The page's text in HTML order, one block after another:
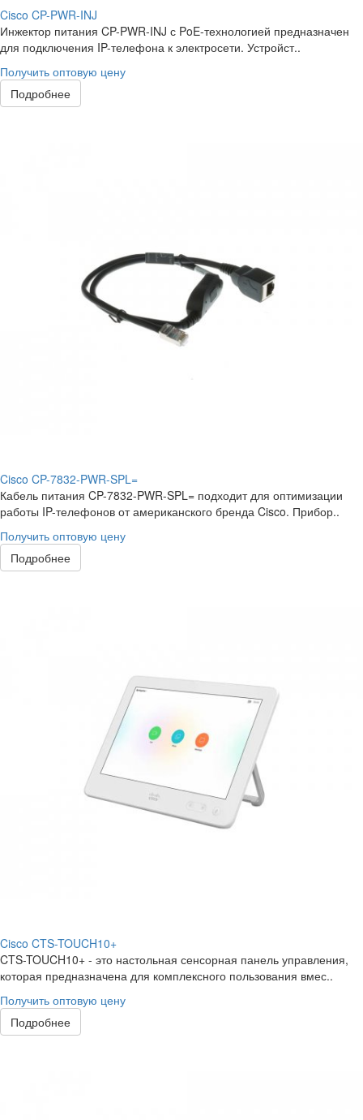
Cisco CP-PWR-INJ
Инжектор питания CP-PWR-INJ с PoE-технологией предназначен
для подключения IP-телефона к электросети. Устройст..
Получить оптовую цену
Подробнее
Cisco CP-7832-PWR-SPL=
Кабель питания CP-7832-PWR-SPL= подходит для оптимизации
работы IP-телефонов от американского бренда Cisco. Прибор..
Получить оптовую цену
Подробнее
Cisco CTS-TOUCH10+
CTS-TOUCH10+ - это настольная сенсорная панель управления,
которая предназначена для комплексного пользования вмес..
Получить оптовую цену
Подробнее